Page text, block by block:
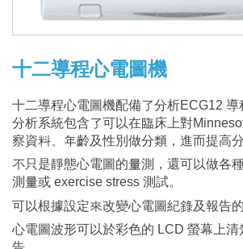
十二導程心電圖機
十二導程心電圖機配備了分析ECG12
分析系統包含了可以在臨床上對
察資料、年齡及性別做分類，進而提高
不只是靜態心電圖的量測，還可以做各
測量或 exercise stress 測試。
可以根據設定來改變心電圖紀錄及報告的
心電圖波形可以於彩色的 LCD 螢幕上清